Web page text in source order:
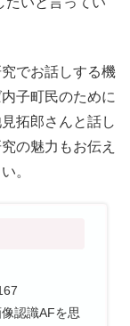
でお話しする機
子町民のために
拓郎さんと話し
の魅力もお伝え
。
認識AFを思